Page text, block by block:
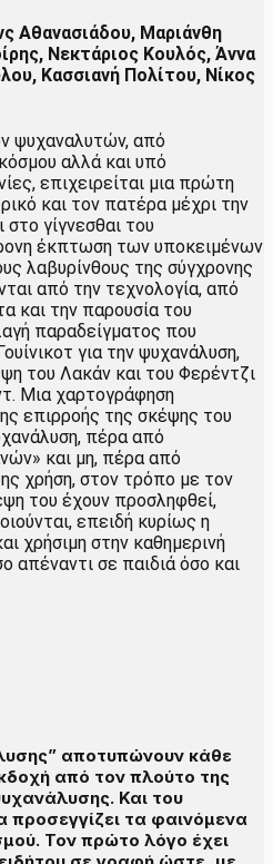
Μαριάνθη
Νεκτάριος Κουλός, Άννα
Κασσιανή Πολίτου, Νίκος
ψυχαναλυτών, από
αλλά και υπό
επιχειρείται μια πρώτη
και τον πατέρα μέχρι την
γίγνεσθαι του
έκπτωση των υποκειμένων
λαβυρίνθους της σύγχρονης
από την τεχνολογία, από
και την παρουσία του
παραδείγματος που
για την ψυχανάλυση,
του Λακάν και του Φερέντζι
Μια χαρτογράφηση
επιρροής της σκέψης του
πέρα από
και μη, πέρα από
χρήση, στον τρόπο με τον
του έχουν προσληφθεί,
επειδή κυρίως η
χρήσιμη στην καθημερινή
απέναντι σε παιδιά όσο και
αποτυπώνουν κάθε
από τον πλούτο της
Και του
προσεγγίζει τα φαινόμενα
Τον πρώτο λόγο έχει